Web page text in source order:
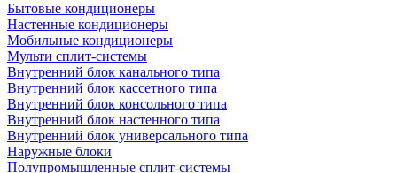
Бытовые кондиционеры
Настенные кондиционеры
Мобильные кондиционеры
Мульти сплит-системы
Внутренний блок канального типа
Внутренний блок кассетного типа
Внутренний блок консольного типа
Внутренний блок настенного типа
Внутренний блок универсального типа
Наружные блоки
Полупромышленные сплит-системы